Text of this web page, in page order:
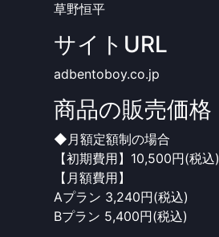
草野恒平
サイトURL
adbentoboy.co.jp
商品の販売価格
◆月額定額制の場合
【初期費用】10,500円(税込)
【月額費用】
Aプラン 3,240円(税込)
Bプラン 5,400円(税込)